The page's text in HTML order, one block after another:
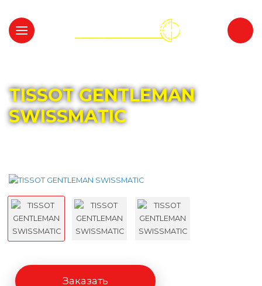
TISSOT GENTLEMAN
SWISSMATIC
Заказать